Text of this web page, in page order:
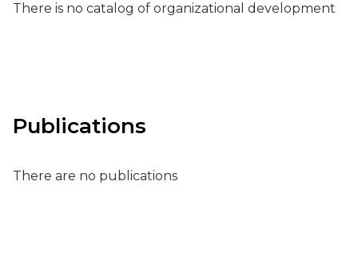
There is no catalog of organizational development
Publications
There are no publications